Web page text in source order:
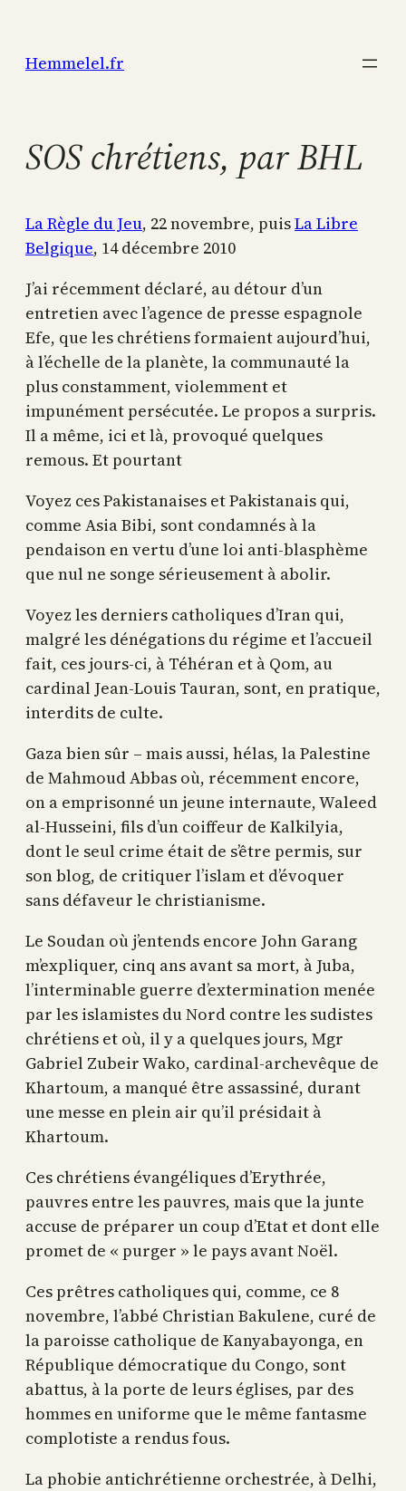
contenu
Hemmelel.fr
SOS chrétiens, par BHL
La Règle du Jeu, 22 novembre, puisLa Libre
Belgique, 14 décembre 2010
J’ai récemment déclaré, au détour d’un
entretien avec l’agence de presse espagnole
Efe, que les chrétiens formaient aujourd’hui,
à l’échelle de la planète, la communauté la
plus constamment, violemment et
impunément persécutée. Le propos a surpris.
Il a même, ici et là, provoqué quelques
remous. Et pourtant
Voyez ces Pakistanaises et Pakistanais qui,
comme Asia Bibi, sont condamnés à la
pendaison en vertu d’une loi anti-blasphème
que nul ne songe sérieusement à abolir.
Voyez les derniers catholiques d’Iran qui,
malgré les dénégations du régime et l’accueil
fait, ces jours-ci, à Téhéran et à Qom, au
cardinal Jean-Louis Tauran, sont, en pratique,
interdits de culte.
Gaza bien sûr – mais aussi, hélas, la Palestine
de Mahmoud Abbas où, récemment encore,
on a emprisonné un jeune internaute, Waleed
al-Husseini, fils d’un coiffeur de Kalkilyia,
dont le seul crime était de s’être permis, sur
son blog, de critiquer l’islam et d’évoquer
sans défaveur le christianisme.
Le Soudan où j’entends encore John Garang
m’expliquer, cinq ans avant sa mort, à Juba,
l’interminable guerre d’extermination menée
par les islamistes du Nord contre les sudistes
chrétiens et où, il y a quelques jours, Mgr
Gabriel Zubeir Wako, cardinal-archevêque de
Khartoum, a manqué être assassiné, durant
une messe en plein air qu’il présidait à
Khartoum.
Ces chrétiens évangéliques d’Erythrée,
pauvres entre les pauvres, mais que la junte
accuse de préparer un coup d’Etat et dont elle
promet de « purger » le pays avant Noël.
Ces prêtres catholiques qui, comme, ce 8
novembre, l’abbé Christian Bakulene, curé de
la paroisse catholique de Kanyabayonga, en
République démocratique du Congo, sont
abattus, à la porte de leurs églises, par des
hommes en uniforme que le même fantasme
complotiste a rendus fous.
La phobie antichrétienne orchestrée, à Delhi,